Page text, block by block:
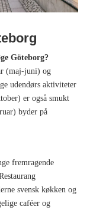
Göteborg?
(maj-juni) og
udendørs aktiviteter
er også smukt
byder på
fremragende
svensk køkken og
caféer og